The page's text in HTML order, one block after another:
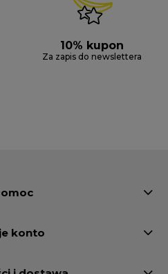
10% kupon
Za zapis do newslettera
konto